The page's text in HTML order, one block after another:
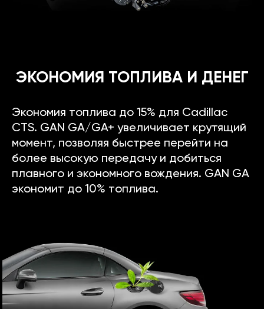
ЭКОНОМИЯ ТОПЛИВА И ДЕНЕГ
Экономия топлива до 15% для Cadillac
CTS. GAN GA/GA+ увеличивает крутящий
момент, позволяя быстрее перейти на
более высокую передачу и добиться
плавного и экономного вождения. GAN GA
экономит до 10% топлива.